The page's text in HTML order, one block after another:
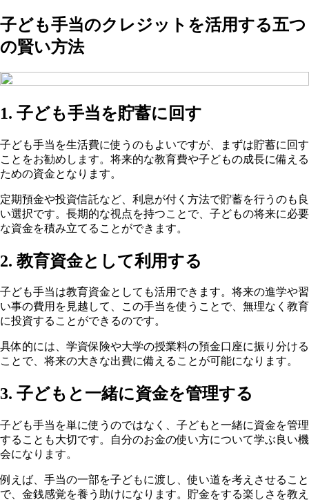
子ども手当のクレジットを活用する五つ
の賢い方法
1. 子ども手当を貯蓄に回す
子ども手当を生活費に使うのもよいですが、まずは貯蓄に回す
ことをお勧めします。将来的な教育費や子どもの成長に備える
ための資金となります。
定期預金や投資信託など、利息が付く方法で貯蓄を行うのも良
い選択です。長期的な視点を持つことで、子どもの将来に必要
な資金を積み立てることができます。
2. 教育資金として利用する
子ども手当は教育資金としても活用できます。将来の進学や習
い事の費用を見越して、この手当を使うことで、無理なく教育
に投資することができるのです。
具体的には、学資保険や大学の授業料の預金口座に振り分ける
ことで、将来の大きな出費に備えることが可能になります。
3. 子どもと一緒に資金を管理する
子ども手当を単に使うのではなく、子どもと一緒に資金を管理
することも大切です。自分のお金の使い方について学ぶ良い機
会になります。
例えば、手当の一部を子どもに渡し、使い道を考えさせること
で、金銭感覚を養う助けになります。貯金をする楽しさを教え